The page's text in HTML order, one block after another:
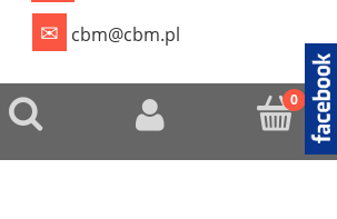
✉ cbm@cbm.pl